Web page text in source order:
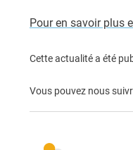
Pour en savoir plus
Cette actualité a été
Vous pouvez nous